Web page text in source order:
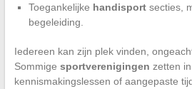
Toegankelijke handisportsecties,
begeleiding.
Iedereen kan zijn plek vinden,
Sommige sportverenigingen zetten
kennismakingslessen of aangepaste